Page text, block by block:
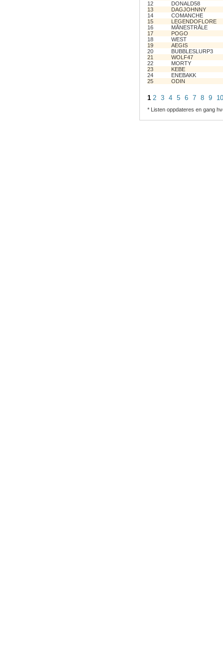
12
DONALD58
13
DAGJOHNNY
14
COMANCHE
15
LEGENDOFLORE
16
MÅNESTRÅLE
17
POGO
18
WEST
19
AEGIS
20
BUBBLESLURP3
21
WOLF47
22
MORTY
23
KEBE
24
ENEBAKK
25
ODIN
1 2 3 4 5 6 7 8 9 10
* Listen oppdateres en gang